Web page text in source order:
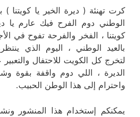
كرت تهنئة ( ديرة الخير يا كويتنا )
الوطني دوم الفرح فيك عارم يا
كويتنا ، الفخر والفرحة تفوح في
بالعيد الوطني ، اليوم الذي
لتخرج كل الكويت للاحتفال
الديرة ، اللي دوم واقفة بقوة
واحترام إلى هذا الوطن الحبيب.
يمكنكم إستخدام هذا المنشور